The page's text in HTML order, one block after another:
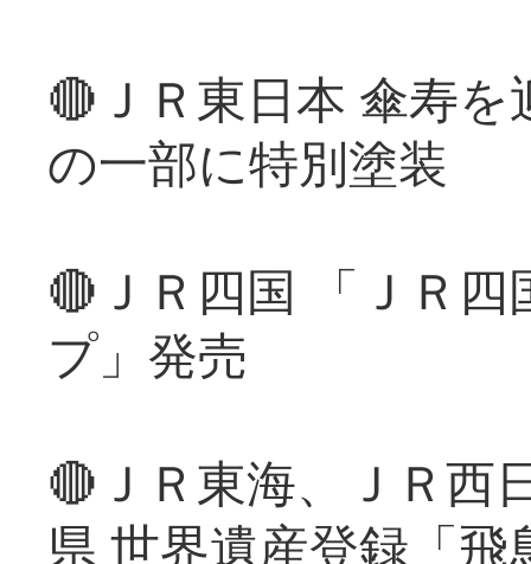
🔴ＪＲ東日本 傘寿
の一部に特別塗装
🔴ＪＲ四国 「ＪＲ
プ」発売
🔴ＪＲ東海、ＪＲ西
県 世界遺産登録「